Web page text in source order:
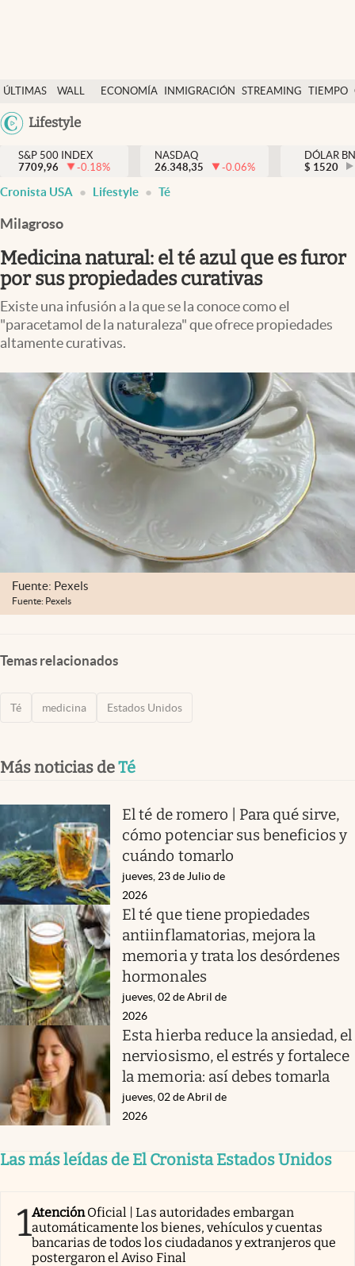
ÚLTIMAS
NOTICIAS
WALL
Y
DÓLAR
ECONOMÍA INMIGRACIÓN STREAMING TIEMPO
México
Lifestyle
Finanzas y economía
Wall Street y dólar
Inmigración
Espiritual
Streaming
PC y mobile
USA
S&P 500 INDEX
7709,96
-0.18%
NASDAQ
26.348,35
-0.06%
DÓLAR
$ 1520
Cronista USA Lifestyle Té
Milagroso
Medicina natural: el té azul que es furor
por sus propiedades curativas
Existe una infusión a la que se la conoce como el
"paracetamol de la naturaleza" que ofrece propiedades
altamente curativas.
Fuente: Pexels
Fuente: Pexels
Temas relacionados
Té medicina Estados Unidos
Más noticias deTé
El té de romero | Para qué sirve,
cómo potenciar sus beneficios y
cuándo tomarlo
jueves, 23 de Julio de
2026
El té que tiene propiedades
antiinflamatorias, mejora la
memoria y trata los desórdenes
hormonales
jueves, 02 de Abril de
2026
Esta hierba reduce la ansiedad, el
nerviosismo, el estrés y fortalece
la memoria: así debes tomarla
jueves, 02 de Abril de
2026
Las más leídas de El Cronista Estados Unidos
1AtenciónOficial | Las autoridades embargan
automáticamente los bienes, vehículos y cuentas
bancarias de todos los ciudadanos y extranjeros que
postergaron el Aviso Final